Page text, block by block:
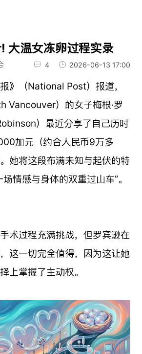
大温女冻卵过程实录
4 2026-06-13 17:00
》（National Post）报道，
Vancouver）的女子梅根·罗
）最近分享了自己历时
加元（约合人民币9万多
她将这段布满未知与起伏的特
情感与身体的双重过山车”。
术过程充满挑战，但罗宾逊在
这一切完全值得，因为这让她
上掌握了主动权。